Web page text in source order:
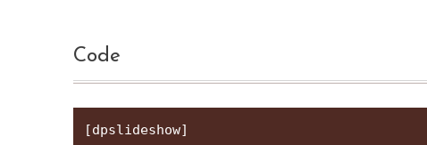
Code
[dpslideshow]